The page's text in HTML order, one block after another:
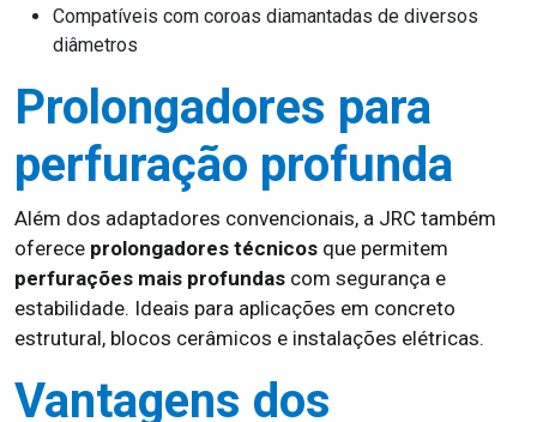
Compatíveis com coroas diamantadas de diversos
diâmetros
Prolongadores para
perfuração profunda
Além dos adaptadores convencionais, a JRC também
oferece prolongadores técnicos que permitem
perfurações mais profundas com segurança e
estabilidade. Ideais para aplicações em concreto
estrutural, blocos cerâmicos e instalações elétricas.
Vantagens dos